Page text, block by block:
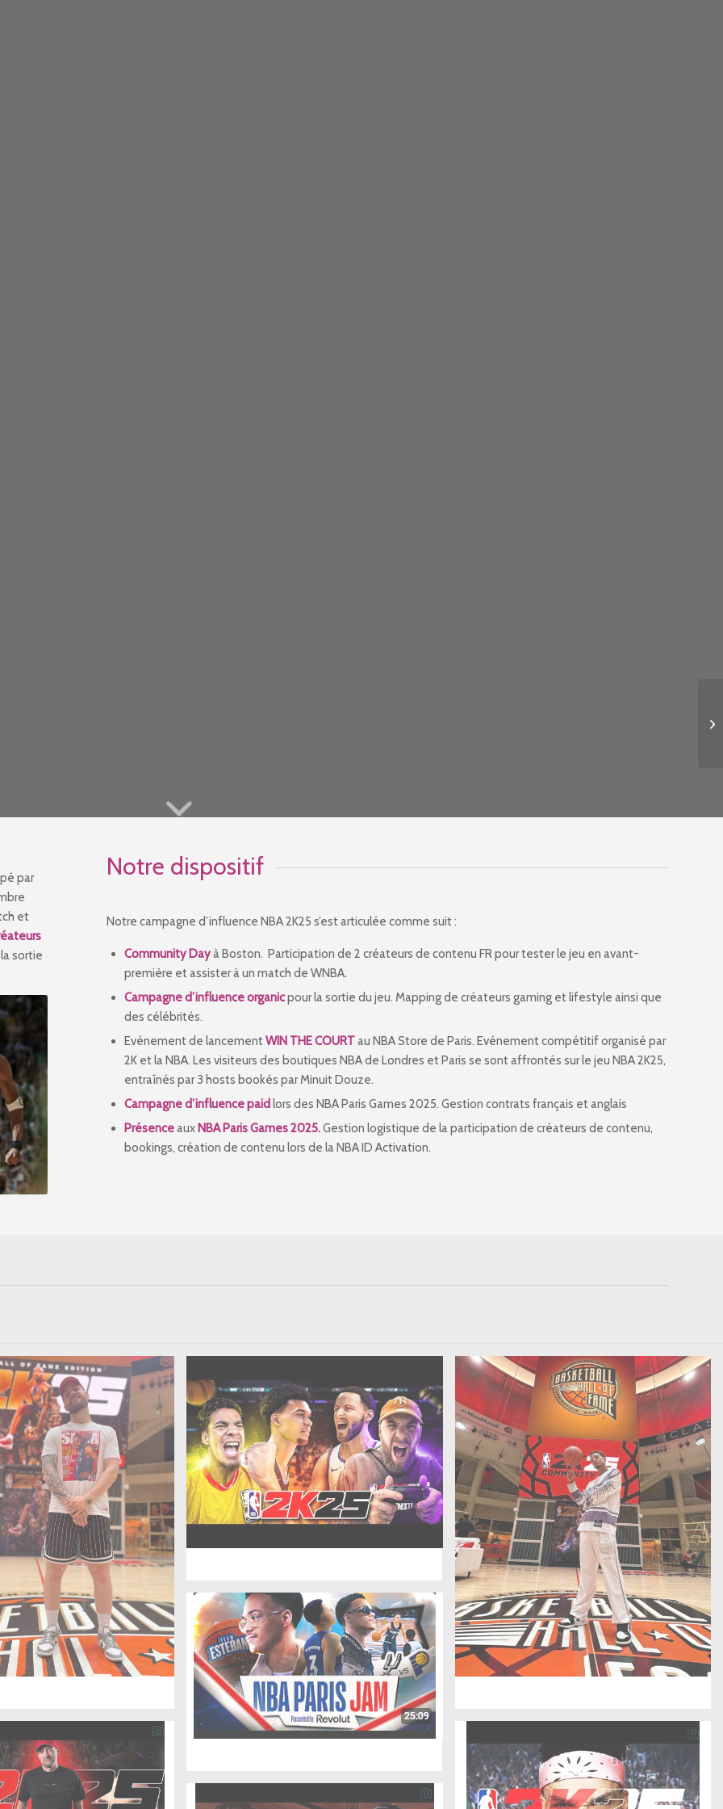
par
et
sortie
Notre dispositif
Notre campagne d’influence NBA 2K25 s’est articulée comme suit :
Community Dayà Boston. Participation de 2 créateurs de contenu FR pour tester le jeu en avant-
première et assister à un match de WNBA.
Campagned’influenceorganicpour la sortie du jeu. Mapping de créateurs gaming et lifestyle ainsi que
des célébrités.
Evénement de lancementWIN THE COURTau NBA Store de Paris. Evénement compétitiforganisé par
2K et la NBA.Les visiteurs des boutiquesNBAdeLondres et Paris se sont affrontés sur le jeu NBA 2K25,
entraînés par 3 hosts bookés par Minuit Douze.
Campagne d’influencepaid lors des NBA Paris Games 2025. Gestion contrats français et anglais
Présenceaux NBA Paris Games 2025.Gestion logistique de la participation de créateurs de contenu,
bookings, création de contenu lors de la NBA ID Activation.